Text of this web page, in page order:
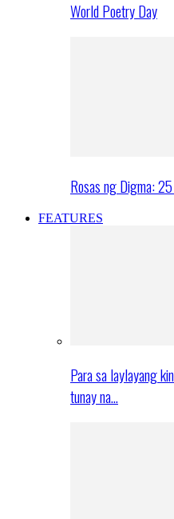
World Poetry Day
Rosas ng Digma:
FEATURES
Para sa laylayang
tunay na…